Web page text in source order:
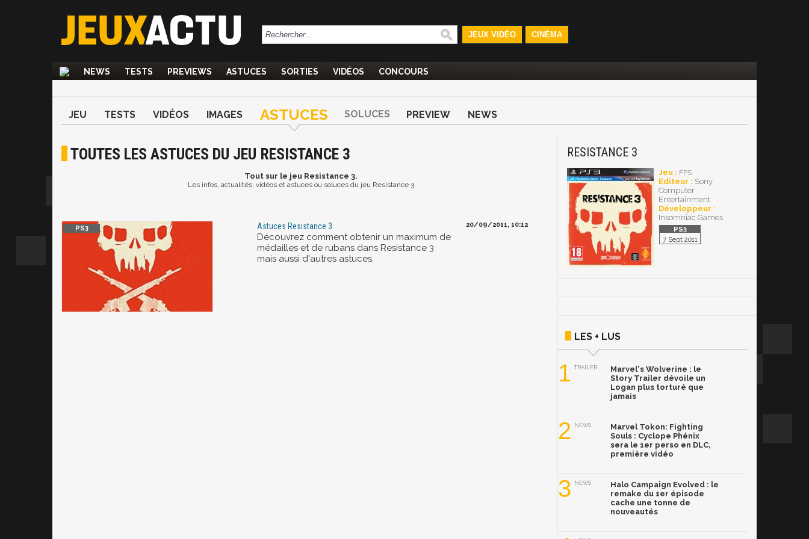
JEUX VIDÉO CINÉMA
NEWS TESTS PREVIEWS ASTUCES SORTIES VIDÉOS CONCOURS
JEU TESTS VIDÉOS IMAGES ASTUCES SOLUCES PREVIEW NEWS
TOUTES LES ASTUCES DU JEU RESISTANCE 3
Toutsur le jeu Resistance 3.
Les infos, actualités, vidéos et astuces ou soluces du jeu Resistance 3
Astuces Resistance 3
Découvrez comment obtenir un maximum de
médailles et de rubans dans Resistance 3
mais aussi d'autres astuces.
20/09/2011, 10:12
RESISTANCE 3
Jeu : FPS
Editeur : Sony
Computer
Entertainment
Développeur :
Insomniac Games
7 Sept 2011
LES + LUS
1 TRAILER
Marvel's Wolverine : le
Story Trailer dévoile un
Logan plus torturé que
jamais
2 NEWS
Marvel Tokon: Fighting
Souls : Cyclope Phénix
sera le 1er perso en DLC,
première vidéo
3 NEWS
Halo Campaign Evolved : le
remake du 1er épisode
cache une tonne de
nouveautés